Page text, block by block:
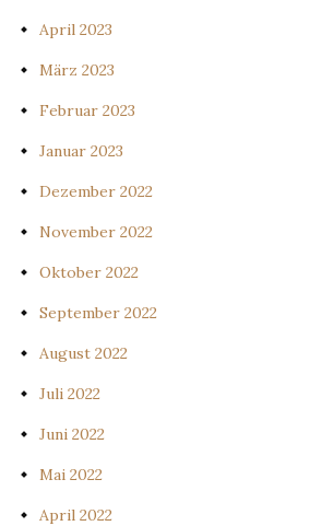
April 2023
März 2023
Februar 2023
Januar 2023
Dezember 2022
November 2022
Oktober 2022
September 2022
August 2022
Juli 2022
Juni 2022
Mai 2022
April 2022